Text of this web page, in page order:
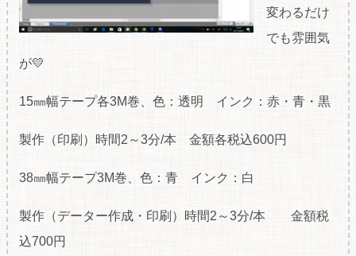
変わるだけ
でも雰囲気
が💛
15㎜幅テープ各3M巻、色：透明 インク：赤・青・黒
製作（印刷）時間2～3分/本 金額各税込600円
38㎜幅テープ3M巻、色：青 インク：白
製作（データー作成・印刷）時間2～3分/本 金額税
込700円